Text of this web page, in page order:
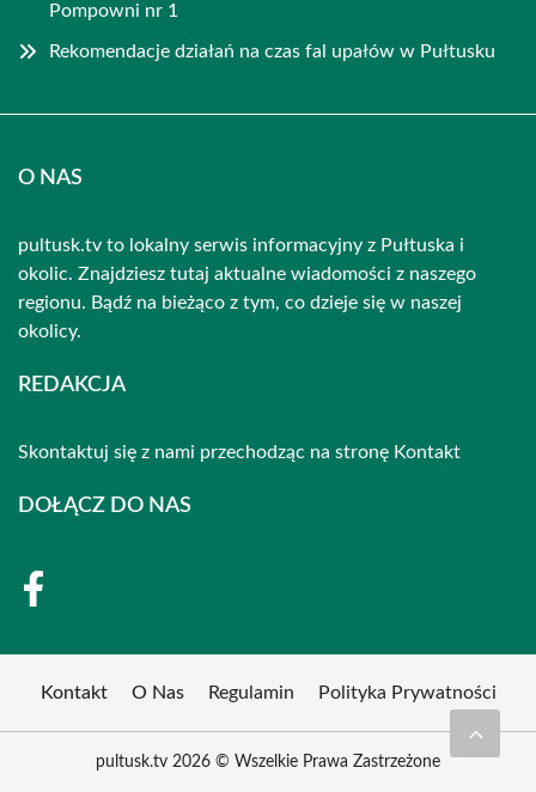
Pompowni nr 1
Rekomendacje działań na czas fal upałów w Pułtusku
O NAS
pultusk.tv to lokalny serwis informacyjny z Pułtuska i
okolic. Znajdziesz tutaj aktualne wiadomości z naszego
regionu. Bądź na bieżąco z tym, co dzieje się w naszej
okolicy.
REDAKCJA
Skontaktuj się z nami przechodząc na stronę Kontakt
DOŁĄCZ DO NAS
Kontakt O Nas Regulamin Polityka Prywatności
pultusk.tv 2026 © Wszelkie Prawa Zastrzeżone